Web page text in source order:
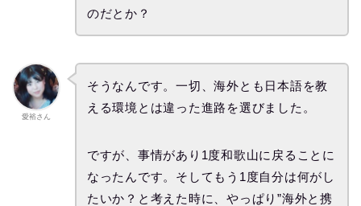
のだとか？
愛裕さん
そうなんです。一切、海外とも日本語を教
える環境とは違った進路を選びました。
ですが、事情があり1度和歌山に戻ることに
なったんです。そしてもう1度自分は何がし
たいか？と考えた時に、やっぱり”海外と携